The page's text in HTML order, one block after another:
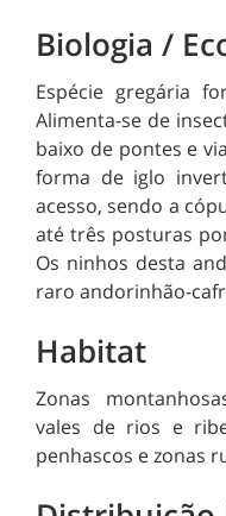
Biologia /
Espécie gregária
Alimenta-se de
baixo de pontes e
forma de iglo
acesso, sendo a
até três posturas
Os ninhos desta
raro andorinhão-
Habitat
Zonas
vales de rios e
penhascos e zonas